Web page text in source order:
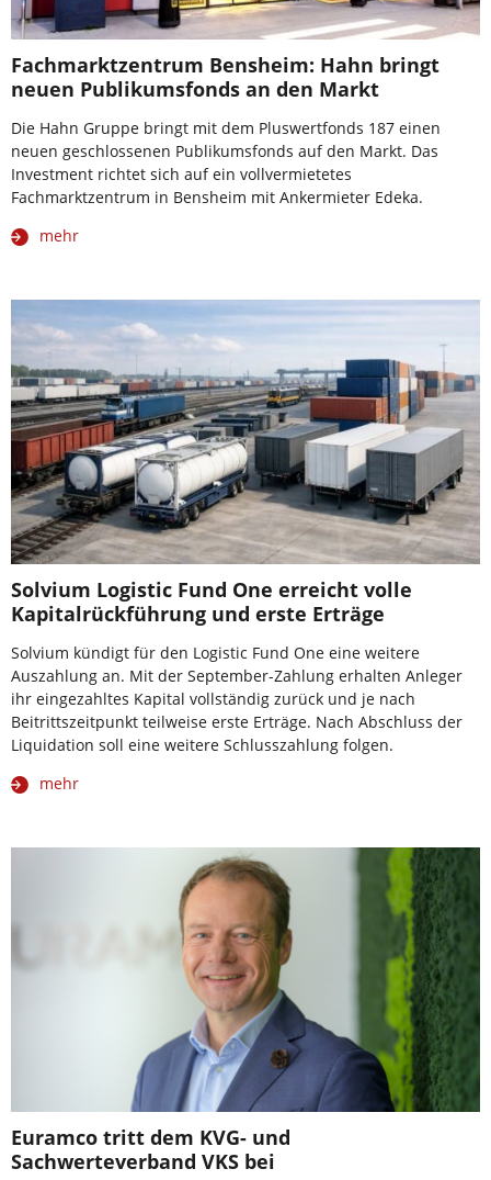
Fachmarktzentrum Bensheim: Hahn bringt
neuen Publikumsfonds an den Markt
Die Hahn Gruppe bringt mit dem Pluswertfonds 187 einen
neuen geschlossenen Publikumsfonds auf den Markt. Das
Investment richtet sich auf ein vollvermietetes
Fachmarktzentrum in Bensheim mit Ankermieter Edeka.
mehr
Solvium Logistic Fund One erreicht volle
Kapitalrückführung und erste Erträge
Solvium kündigt für den Logistic Fund One eine weitere
Auszahlung an. Mit der September-Zahlung erhalten Anleger
ihr eingezahltes Kapital vollständig zurück und je nach
Beitrittszeitpunkt teilweise erste Erträge. Nach Abschluss der
Liquidation soll eine weitere Schlusszahlung folgen.
mehr
Euramco tritt dem KVG- und
Sachwerteverband VKS bei